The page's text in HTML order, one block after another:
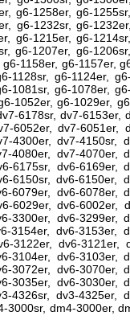
g6-1258er, g6-
g6-1232sr, g6-
g6-1215er, g6-
g6-1207er, g6-
1158er, g6-1157er,
1128sr, g6-1124er,
1081sr, g6-1078er,
1052er, g6-1029er,
6178sr, dv7-6153er,
6052er, dv7-6051er,
4300er, dv7-4150sr,
4080er, dv7-4070er,
6175sr, dv6-6169er,
6150sr, dv6-6150er,
6079er, dv6-6078er,
6029er, dv6-6002er,
3300er, dv6-3299er,
3154er, dv6-3153er,
3122er, dv6-3121er,
3104er, dv6-3103er,
3072er, dv6-3070er,
3035er, dv6-3030er,
4326sr, dv3-4325er,
dm4-3000er,